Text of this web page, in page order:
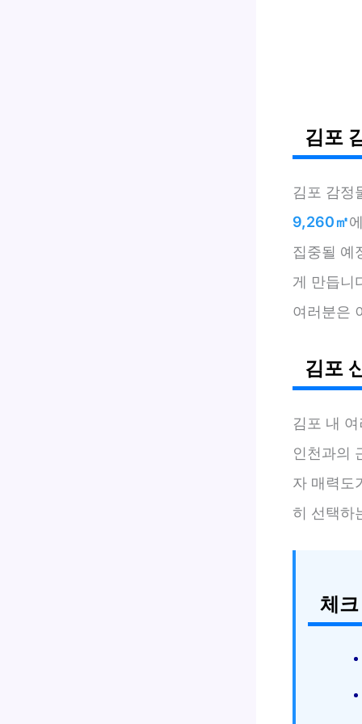
김포
김포 감정
9,260㎡
집중될 예
게 만듭니
여러분은
김포
김포 내
인천과의
자 매력도
히 선택하
체